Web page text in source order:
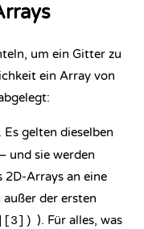
um ein Gitter zu
ein Array von
. Es gelten dieselben
und sie werden
2D-Arrays an eine
der ersten
). Für alles, was